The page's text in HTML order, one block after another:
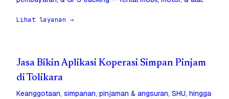
Lihat layanan →
Jasa Bikin Aplikasi Koperasi Simpan Pinjam
di Tolikara
Keanggotaan, simpanan, pinjaman & angsuran, SHU, hingga